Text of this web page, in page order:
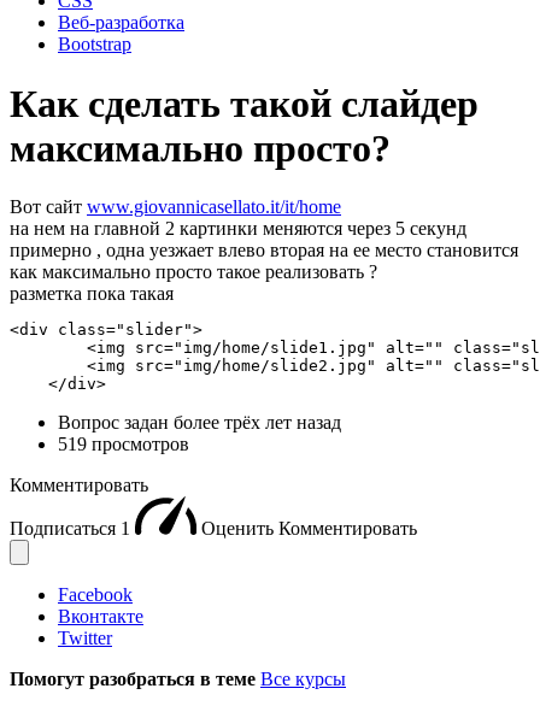
Веб-разработка
Bootstrap
Как сделать такой слайдер
максимально просто?
Вот сайт www.giovannicasellato.it/it/home
на нем на главной 2 картинки меняются через 5 секунд
примерно , одна уезжает влево вторая на ее место становится
как максимально просто такое реализовать ?
разметка пока такая
<div class="slider">
<img src="img/home/slide1.jpg" alt=""
<img src="img/home/slide2.jpg" alt=""
    </div>
Вопрос задан более трёх лет назад
519 просмотров
Комментировать
Подписаться 1 Оценить Комментировать
Facebook
Вконтакте
Twitter
Помогут разобраться в теме Все курсы